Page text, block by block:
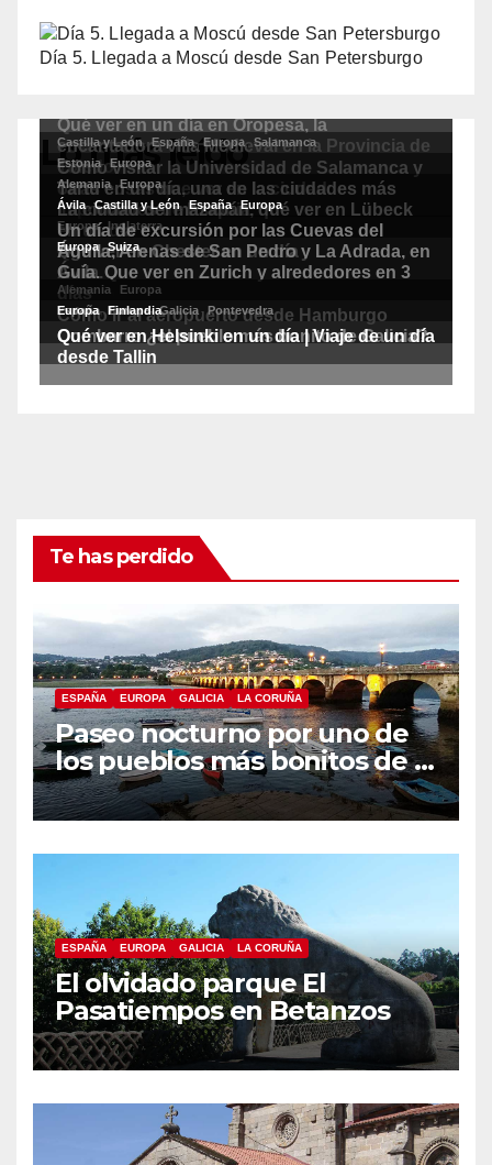
Día 5. Llegada a Moscú desde San Petersburgo
Lo más leído
Te has perdido
ESPAÑA EUROPA GALICIA LA CORUÑA
Paseo nocturno por uno de
los pueblos más bonitos de A
Coruña, Puentedeume
ESPAÑA EUROPA GALICIA LA CORUÑA
El olvidado parque El
Pasatiempos en Betanzos